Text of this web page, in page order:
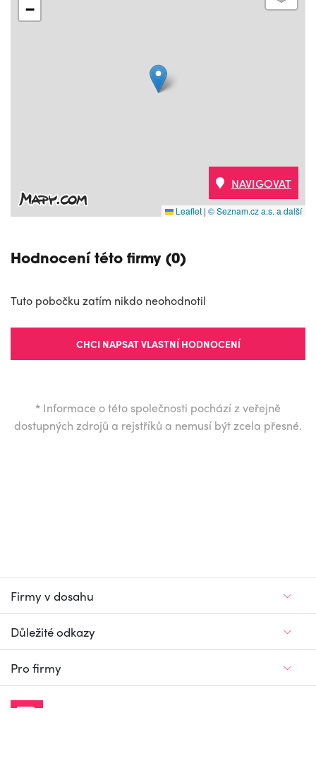
−
Leaflet | © Seznam.cz a.s. a další
NAVIGOVAT
Hodnocení této firmy (0)
Tuto pobočku zatím nikdo neohodnotil
CHCI NAPSAT VLASTNÍ HODNOCENÍ
* Informace o této společnosti pochází z veřejně
dostupných zdrojů a rejstříků a nemusí být zcela přesné.
Firmy v dosahu
Důležité odkazy
Pro firmy